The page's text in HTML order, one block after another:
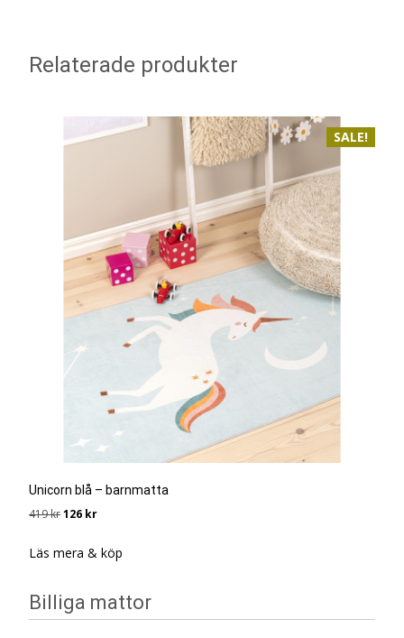
Relaterade produkter
SALE!
Unicorn blå – barnmatta
419krDet
priset
126 krDet
priset
Läs mera & köp
Billiga mattor